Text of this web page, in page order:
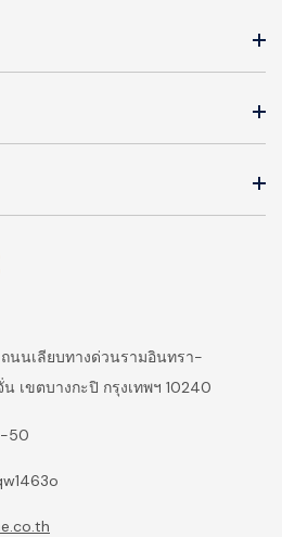
นเลียบทางด่วนรามอินทรา-
เขตบางกะปิ กรุงเทพฯ 10240
50